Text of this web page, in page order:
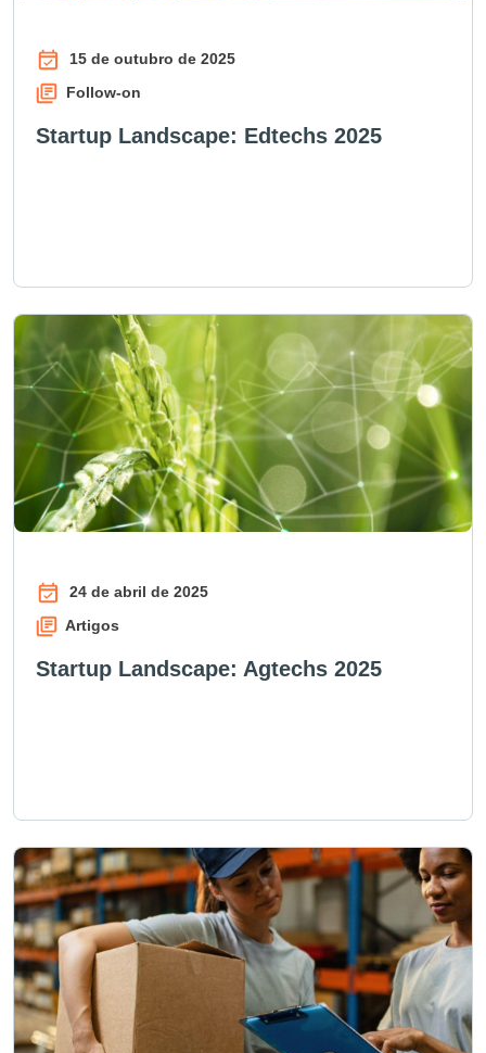
15 de outubro de 2025
Follow-on
Startup Landscape: Edtechs 2025
24 de abril de 2025
Artigos
Startup Landscape: Agtechs 2025